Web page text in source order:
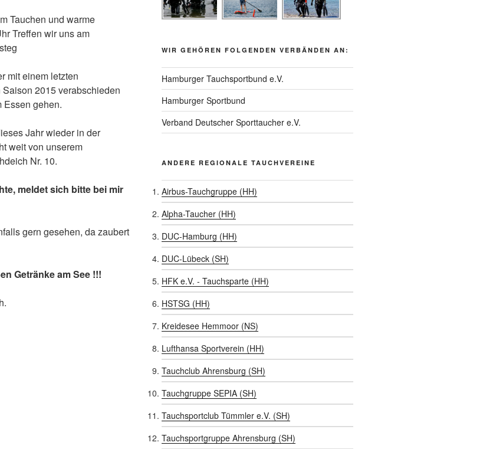
Tauchen und warme
Treffen wir uns am
mit einem letzten
2015 verabschieden
Essen gehen.
Jahr wieder in der
weit von unserem
Nr. 10.
meldet sich bitte bei mir
gern gesehen, da zaubert
Getränke am See !!!
WIR GEHÖREN FOLGENDEN VERBÄNDEN AN:
Hamburger Tauchsportbund e.V.
Hamburger Sportbund
Verband Deutscher Sporttaucher e.V.
ANDERE REGIONALE TAUCHVEREINE
Airbus-Tauchgruppe (HH)
Alpha-Taucher (HH)
DUC-Hamburg (HH)
DUC-Lübeck (SH)
HFK e.V. - Tauchsparte (HH)
HSTSG (HH)
Kreidesee Hemmoor (NS)
Lufthansa Sportverein (HH)
Tauchclub Ahrensburg (SH)
Tauchgruppe SEPIA (SH)
Tauchsportclub Tümmler e.V. (SH)
Tauchsportgruppe Ahrensburg (SH)